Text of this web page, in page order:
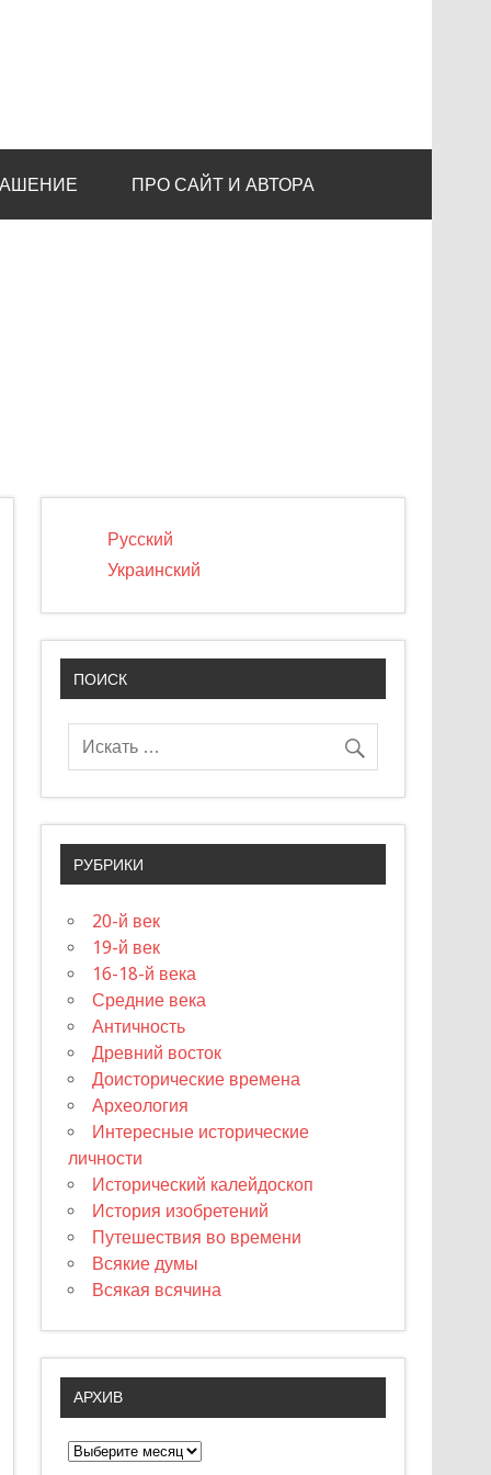
ПРО САЙТ И АВТОРА
Русский
Украинский
ПОИСК
РУБРИКИ
20-й век
19-й век
16-18-й века
Средние века
Античность
Древний восток
Доисторические времена
Археология
Интересные исторические
личности
Исторический калейдоскоп
История изобретений
Путешествия во времени
Всякие думы
Всякая всячина
АРХИВ
А
р